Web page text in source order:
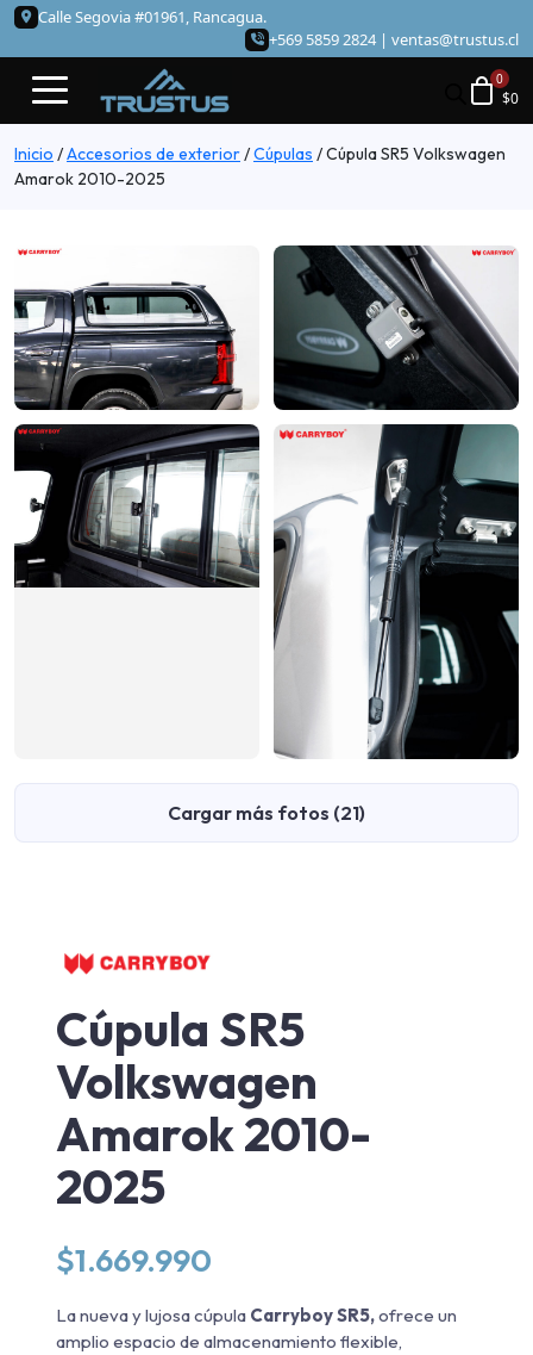
Calle Segovia #01961, Rancagua.
+569 5859 2824 | ventas@trustus.cl
$0
Inicio /Accesorios de exterior/Cúpulas /Cúpula SR5 Volkswagen
Amarok 2010-2025
Cargar más fotos (21)
Cúpula SR5
Volkswagen
Amarok 2010-
2025
$1.669.990
La nueva y lujosa cúpula Carryboy SR5,ofrece un
amplio espacio de almacenamiento flexible,